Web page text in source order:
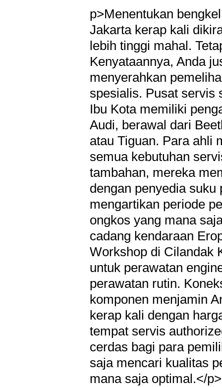
p>Menentukan
Jakarta kerap kali
lebih tinggi mahal.
Kenyataannya, Anda
menyerahkan
spesialis. Pusat servis
Ibu Kota memiliki
Audi, berawal dari
atau Tiguan. Para ahli
semua kebutuhan
tambahan, mereka
dengan penyedia
mengartikan periode
ongkos yang mana
cadang kendaraan
Workshop di Cilandak
untuk perawatan
perawatan rutin.
komponen menjamin
kerap kali dengan
tempat servis
cerdas bagi para
saja mencari kualitas
mana saja optimal.</p>